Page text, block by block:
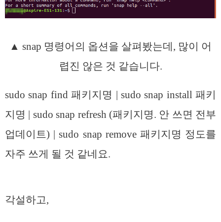
▲ snap 명령어의 옵션을 살펴봤는데, 많이 어
렵진 않은 것 같습니다.
sudo snap find 패키지명 | sudo snap install 패키
지명 | sudo snap refresh (패키지명. 안 쓰면 전부
업데이트) | sudo snap remove 패키지명 정도를
자주 쓰게 될 것 같네요.
각설하고,